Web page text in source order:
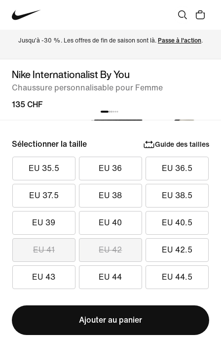
Jusqu'à -30 %. Les offres de fin de saison sont là. Passe à l'action.
Nike Internationalist By You
Chaussure personnalisable pour Femme
135 CHF
Sélectionner la taille Guide des tailles
EU 35.5 EU 36 EU 36.5
EU 37.5 EU 38 EU 38.5
EU 39 EU 40 EU 40.5
EU 41 EU 42 EU 42.5
EU 43 EU 44 EU 44.5
Ajouter au panier